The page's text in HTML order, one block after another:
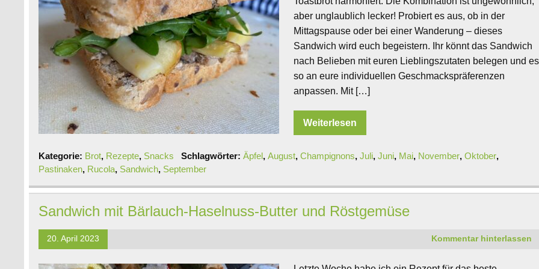
aber unglaublich lecker! Probiert es aus, ob in der
Mittagspause oder bei einer Wanderung – dieses
Sandwich wird euch begeistern. Ihr könnt das Sandwich
nach Belieben mit euren Lieblingszutaten belegen und es
so an eure individuellen Geschmackspräferenzen
anpassen. Mit […]
Weiterlesen
Kategorie: Brot, Rezepte, Snacks Schlagwörter: Äpfel, August, Champignons, Juli, Juni, Mai, November, Oktober,
Pastinaken, Rucola, Sandwich, September
Sandwich mit Bärlauch-Haselnuss-Butter und Röstgemüse
20. April 2023 Kommentar hinterlassen